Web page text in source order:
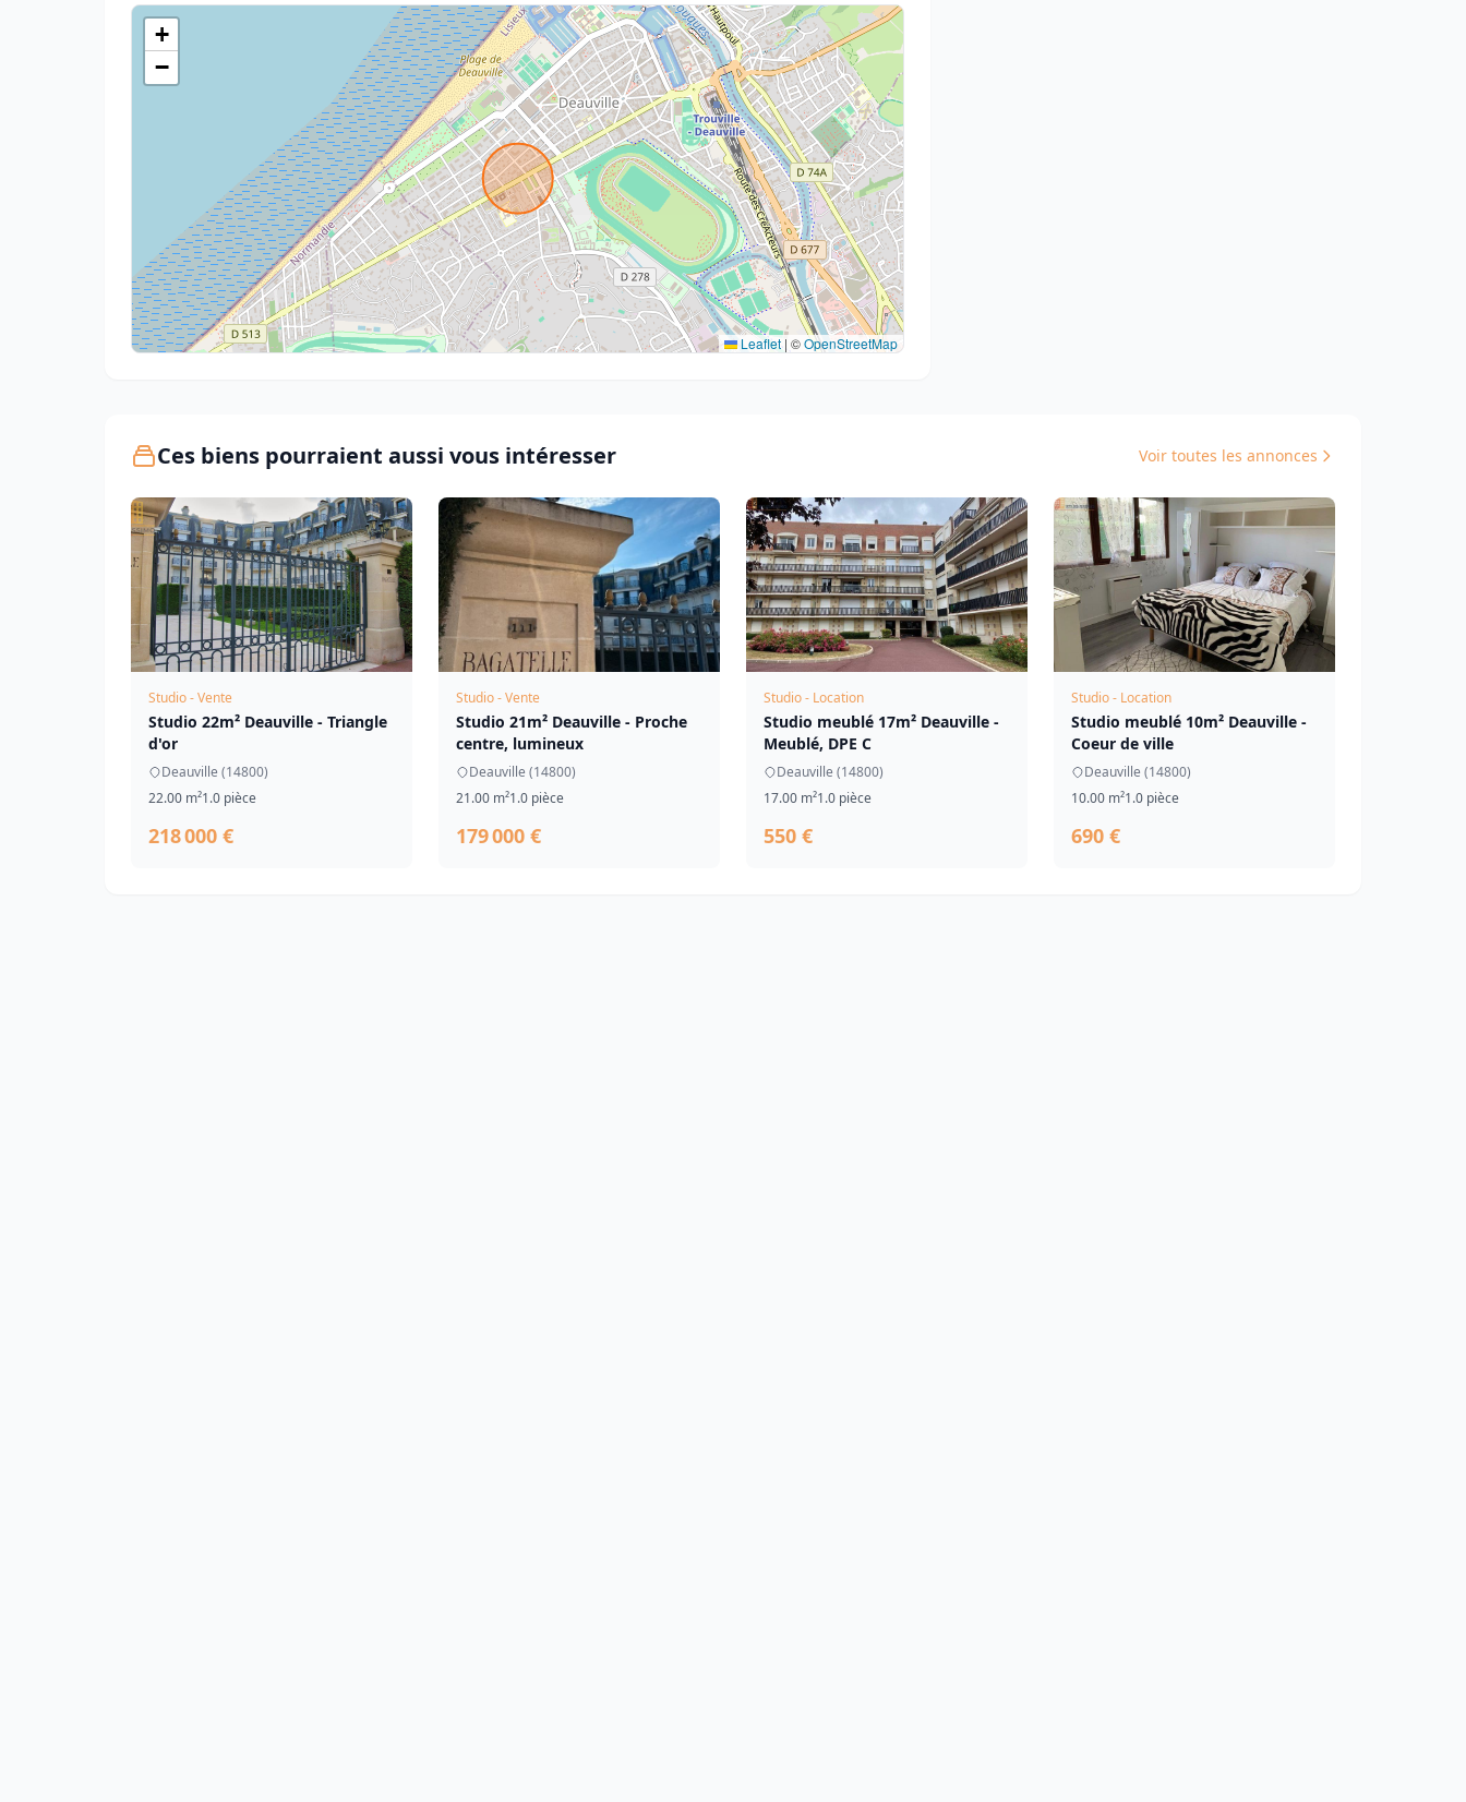
+
−
Leaflet | ©OpenStreetMap
Ces biens pourraient aussi vous intéresser Voir toutes les annonces
Studio - Vente
Studio 22m² Deauville - Triangle
d'or
Deauville (14800)
22.00 m²1.0 pièce
218 000 €
Studio - Vente
Studio 21m² Deauville - Proche
centre, lumineux
Deauville (14800)
21.00 m²1.0 pièce
179 000 €
Studio - Location
Studio meublé 17m² Deauville -
Meublé, DPE C
Deauville (14800)
17.00 m²1.0 pièce
550 €
Studio - Location
Studio meublé 10m² Deauville -
Coeur de ville
Deauville (14800)
10.00 m²1.0 pièce
690 €